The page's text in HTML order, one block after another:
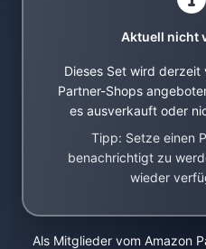
Aktuell nicht
Dieses Set wird derzeit
Partner-Shops
es ausverkauft oder
Tipp: Setze einen
benachrichtigt zu
wieder
Als Mitglieder vom Amazon